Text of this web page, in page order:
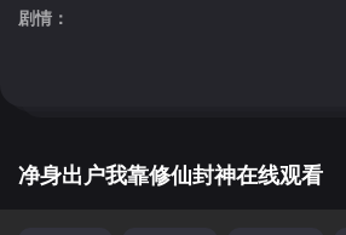
剧情：
净身出户我靠修仙封神在线观看